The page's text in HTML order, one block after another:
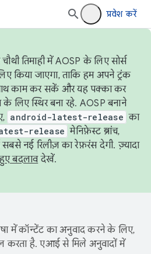
प्रवेश करें
तिमाही में AOSP के लिए सोर्स
किया जाएगा, ताकि हम अपने ट्रंक
काम कर सकें और यह पक्का कर
लिए स्थिर बना रहे. AOSP बनाने
android-latest-release का
release मेनिफ़ेस्ट ब्रांच,
नई रिलीज़ का रेफ़रंस देगी. ज़्यादा
बदलावदेखें.
में कॉन्टेंट का अनुवाद करने के लिए,
करता है. एआई से मिले अनुवादों में